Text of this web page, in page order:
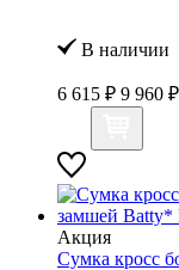
В наличии
6 615 ₽ 9 960 ₽
Акция
Сумка кросс